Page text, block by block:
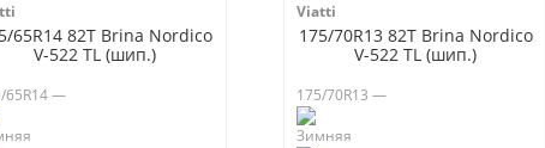
65R14 82T Brina Nordico
V-522 TL (шип.)
65R14 —
Viatti
175/70R13 82T Brina Nordico
V-522 TL (шип.)
175/70R13 —